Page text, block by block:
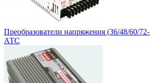
Преобразователи напряжения (36/48/60/
АТС